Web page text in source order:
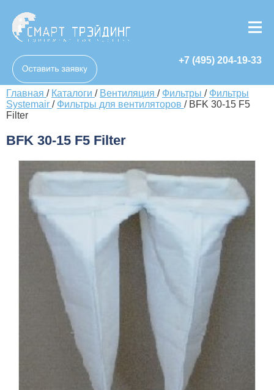
+7 (495) 204-19-33
Главная / Каталоги / Вентиляция / Фильтры / Фильтры
Systemair / Фильтры для вентиляторов / BFK 30-15 F5
Filter
BFK 30-15 F5 Filter